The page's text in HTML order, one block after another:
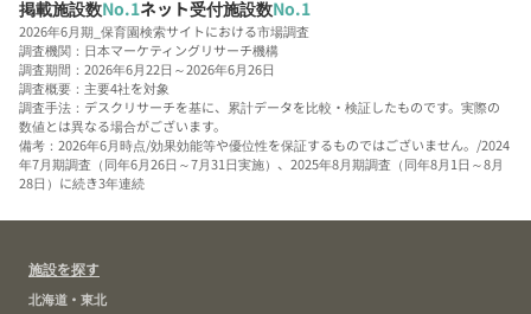
掲載施設数No.1ネット受付施設数No.1
2026年6月期_保育園検索サイトにおける市場調査
調査機関：日本マーケティングリサーチ機構
調査期間：2026年6月22日～2026年6月26日
調査概要：主要4社を対象
調査手法：デスクリサーチを基に、累計データを比較・検証したものです。実際の
数値とは異なる場合がございます。
備考：2026年6月時点/効果効能等や優位性を保証するものではございません。/2024
年7月期調査（同年6月26日～7月31日実施）、2025年8月期調査（同年8月1日～8月
28日）に続き3年連続
施設を探す
北海道・東北